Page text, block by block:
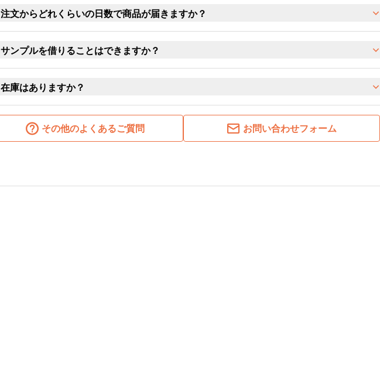
注文からどれくらいの日数で商品が届きますか？
サンプルを借りることはできますか？
在庫はありますか？
その他のよくあるご質問 お問い合わせフォーム